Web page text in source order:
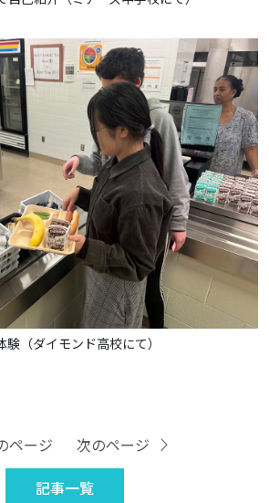
験（ダイモンド高校にて）
ページ
記事一覧
次のページ